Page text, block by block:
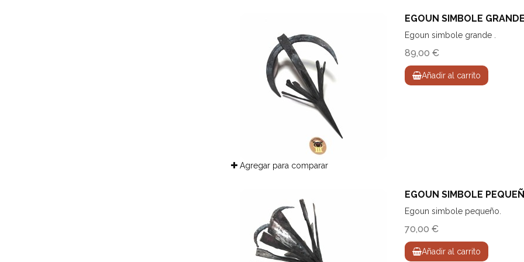
Agregar para comparar
EGOUN SIMBOLE
Egoun simbole grande .
89,00 €
Añadir al carrito
EGOUN SIMBOLE
Egoun simbole pequeño.
70,00 €
Añadir al carrito